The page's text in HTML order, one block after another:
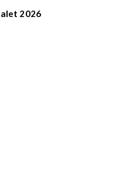
2026